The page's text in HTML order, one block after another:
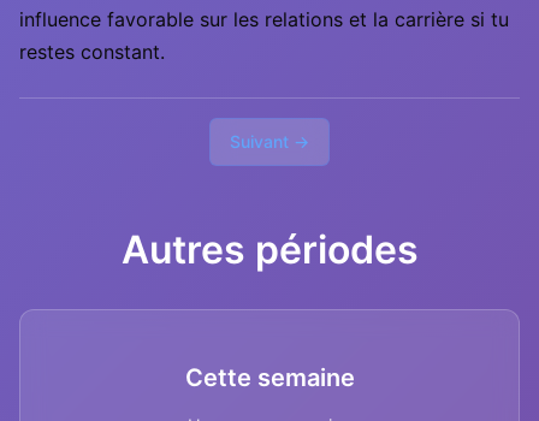
influence favorable sur les relations et la carrière si tu
restes constant.
Suivant →
Autres périodes
Cette semaine